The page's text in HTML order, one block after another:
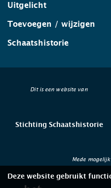
Uitgelicht
Toevoegen / wijzigen
Schaatshistorie
Dit is een website van
Stichting Schaatshistorie
Mede
Deze website gebruikt